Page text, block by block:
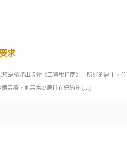
求
是聯邦出版物《工資稅指南》中所述的雇主，
業務，則無需為居住在紐約州 […]